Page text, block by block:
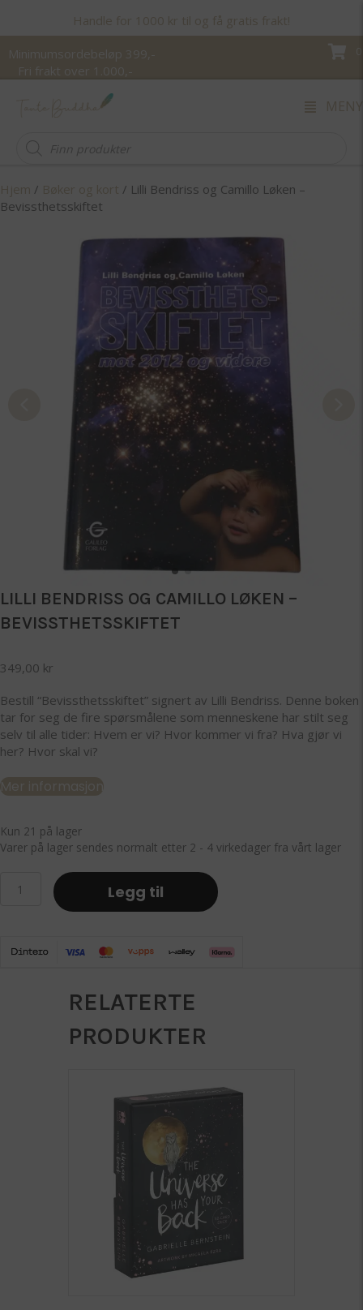
Handle for 1000 kr til og få gratis frakt!
Minimumsordebeløp 399,-
Fri frakt over 1.000,-
MENY
Products
search
Hjem / Bøker og kort / Lilli Bendriss og Camillo Løken –
Bevissthetsskiftet
LILLI BENDRISS OG CAMILLO LØKEN –
BEVISSTHETSSKIFTET
349,00 kr
Bestill “Bevissthetsskiftet” signert av Lilli Bendriss. Denne boken
tar for seg de fire spørsmålene som menneskene har stilt seg
selv til alle tider: Hvem er vi? Hvor kommer vi fra? Hva gjør vi
her? Hvor skal vi?
Mer informasjon
Kun 21 på lager
Varer på lager sendes normalt etter 2 - 4 virkedager fra vårt lager
Bendriss
Løken
Legg til
RELATERTE
PRODUKTER